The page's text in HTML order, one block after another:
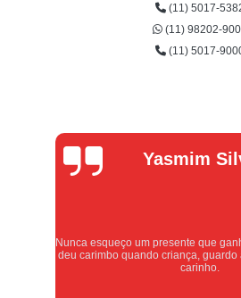
(11) 5017-
(11) 98202-
(11) 5017-
Atendimento excelente, serviços
respeito. Recomendo sem